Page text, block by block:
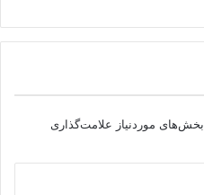
بخش‌های موردنیاز علامت‌گذاری